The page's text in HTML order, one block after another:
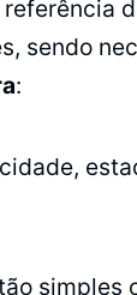
sendo
: